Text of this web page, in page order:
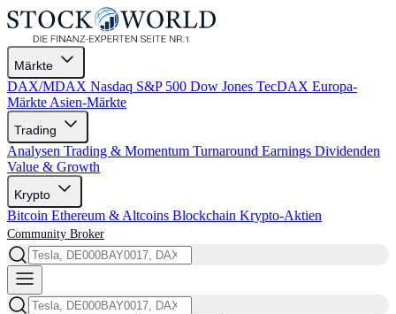
Märkte
DAX/MDAX Nasdaq S&P 500 Dow Jones TecDAX Europa-
Märkte Asien-Märkte
Trading
Analysen Trading & Momentum Turnaround Earnings Dividenden
Value & Growth
Krypto
Bitcoin Ethereum & Altcoins Blockchain Krypto-Aktien
Community Broker